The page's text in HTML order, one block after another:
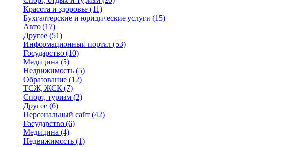
Красота и здоровье (11)
Бухгалтерские и юридические услуги (15)
Авто (17)
Другое (51)
Информационный портал (53)
Государство (10)
Медицина (5)
Недвижимость (5)
Образование (12)
ТСЖ, ЖСК (7)
Спорт, туризм (2)
Другое (6)
Персональный сайт (42)
Государство (6)
Медицина (4)
Недвижимость (1)